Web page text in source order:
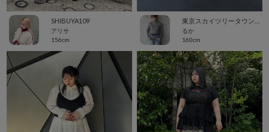
SHIBUYA109
アリサ
156cm
るか
160cm